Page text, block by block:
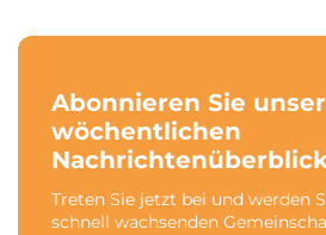
Abonnieren Sie
wöchentlichen
Treten Sie jetzt bei und werden
schnell wachsenden